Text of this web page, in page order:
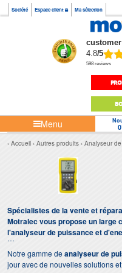
Société Espace client Ma sélection
4.8/5
598 reviews
Menu
Accueil Autres produits Analyseur
Spécialistes de la vente et
Motralec vous propose un large
l'analyseur de puissance et
Notre gamme deanalyseur de
jour avec de nouvelles solutions